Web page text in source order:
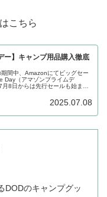
こちら
ー】キャンプ用品購入徹底
間中、Amazonにてビッグセー
Day（アマゾンプライムデ
8日からは先行セールも始まり
象となっている商品をまとめま
2025.07.08
DODのキャンプグッ